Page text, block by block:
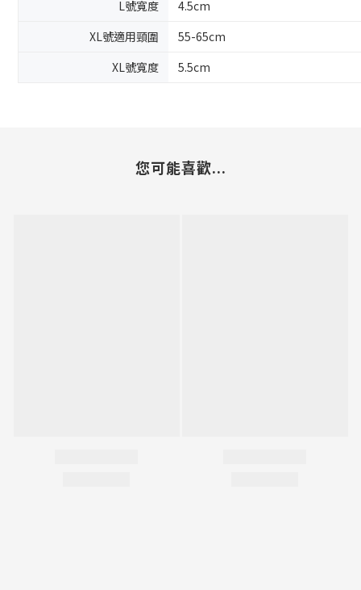
L號寬度
4.5cm
XL號適用頸圍
55-65cm
XL號寬度
5.5cm
您可能喜歡...